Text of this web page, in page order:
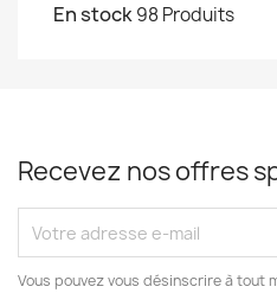
En stock98 Produits
Recevez nos offres
Vous pouvez vous désinscrire à tout